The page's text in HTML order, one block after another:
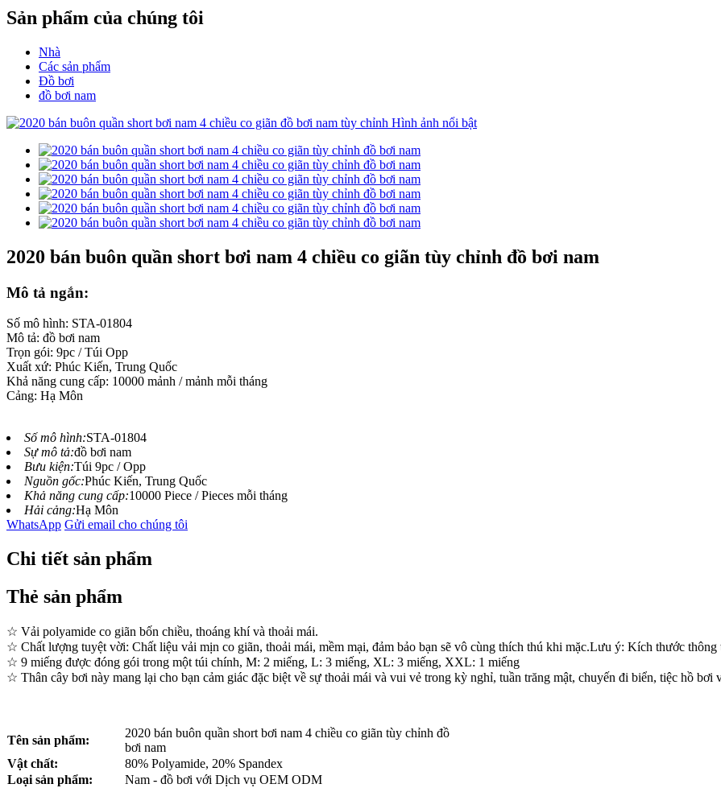
Sản phẩm của chúng tôi
Nhà
Các sản phẩm
Đồ bơi
đồ bơi nam
2020 bán buôn quần short bơi nam 4 chiều co giãn tùy chỉnh đồ bơi nam
Mô tả ngắn:
Số mô hình: STA-01804
Mô tả: đồ bơi nam
Trọn gói: 9pc / Túi Opp
Xuất xứ: Phúc Kiến, Trung Quốc
Khả năng cung cấp: 10000 mảnh / mảnh mỗi tháng
Cảng: Hạ Môn
Số mô hình:STA-01804
Sự mô tả:đồ bơi nam
Bưu kiện:Túi 9pc / Opp
Nguồn gốc:Phúc Kiến, Trung Quốc
Khả năng cung cấp:10000 Piece / Pieces mỗi tháng
Hải cảng:Hạ Môn
WhatsApp Gửi email cho chúng tôi
Chi tiết sản phẩm
Thẻ sản phẩm
☆ Vải polyamide co giãn bốn chiều, thoáng khí và thoải mái.
☆ Chất lượng tuyệt vời: Chất liệu vải mịn co giãn, thoải mái, mềm mại, đảm bảo bạn sẽ vô cùng thích thú khi mặc.Lưu ý: Kích thước
☆ 9 miếng được đóng gói trong một túi chính, M: 2 miếng, L: 3 miếng, XL: 3 miếng, XXL: 1 miếng
☆ Thân cây bơi này mang lại cho bạn cảm giác đặc biệt về sự thoải mái và vui vẻ trong kỳ nghỉ, tuần trăng mật, chuyến đi biển, tiệc hồ bơi
Tên sản phẩm:
2020 bán buôn quần short bơi nam 4 chiều co giãn tùy chỉnh đồ
bơi nam
Vật chất:
80% Polyamide, 20% Spandex
Loại sản phẩm:
Nam - đồ bơi với Dịch vụ OEM ODM